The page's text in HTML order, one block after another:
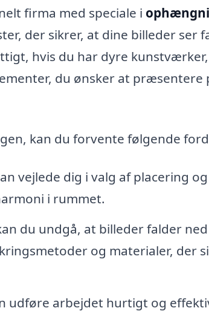
firma med speciale i
der sikrer, at dine billeder ser
hvis du har dyre kunstværker,
du ønsker at præsentere
kan du forvente følgende
vejlede dig i valg af placering
i rummet.
du undgå, at billeder falder
og materialer, der
udføre arbejdet hurtigt og